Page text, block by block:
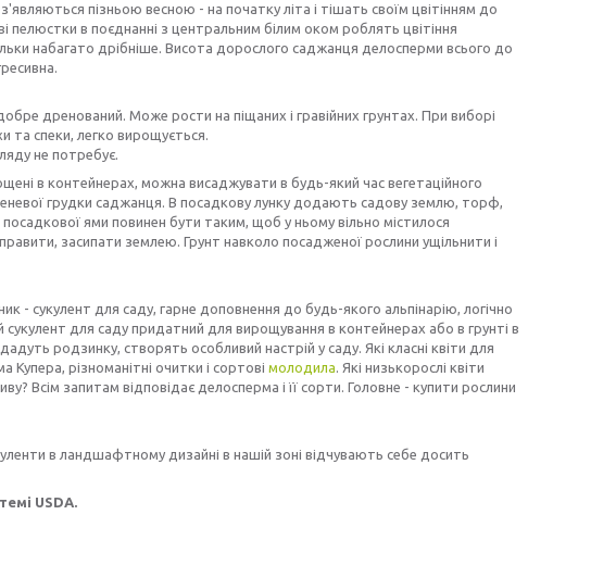
пізньою весною - на початку літа і тішать своїм цвітінням до
пелюстки в поєднанні з центральним білим оком роблять цвітіння
набагато дрібніше. Висота дорослого саджанця делосперми всього до
дренований. Може рости на піщаних і гравійних грунтах. При виборі
та спеки, легко вирощується.
не потребує.
в контейнерах, можна висаджувати в будь-який час вегетаційного
грудки саджанця. В посадкову лунку додають садову землю, торф,
ями повинен бути таким, щоб у ньому вільно містилося
засипати землею. Грунт навколо посадженої рослини ущільнити і
- сукулент для саду, гарне доповнення до будь-якого альпінарію, логічно
для саду придатний для вирощування в контейнерах або в грунті в
родзинку, створять особливий настрій у саду. Які класні квіти для
різноманітні очитки і сортові молодила. Які низькорослі квіти
Всім запитам відповідає делосперма і її сорти. Головне - купити рослини
в ландшафтному дизайні в нашій зоні відчувають себе досить
USDA.